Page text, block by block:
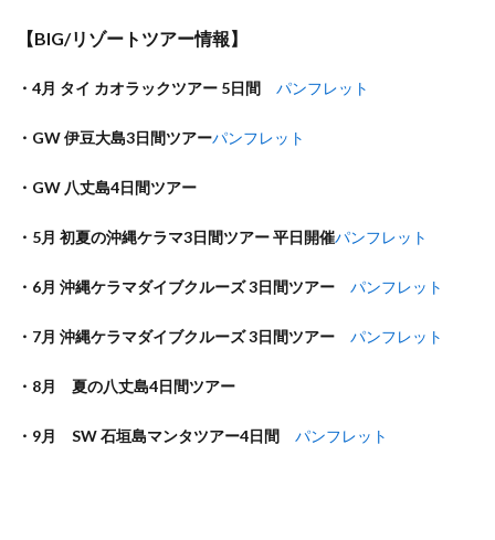
【BIG/リゾートツアー情報】
・4月 タイ カオラックツアー 5日間 パンフレット
・GW 伊豆大島3日間ツアーパンフレット
・GW 八丈島4日間ツアー
・5月 初夏の沖縄ケラマ3日間ツアー 平日開催パンフレット
・6月 沖縄ケラマダイブクルーズ 3日間ツアー パンフレット
・7月 沖縄ケラマダイブクルーズ 3日間ツアー パンフレット
・8月 夏の八丈島4日間ツアー
・9月 SW 石垣島マンタツアー4日間 パンフレット